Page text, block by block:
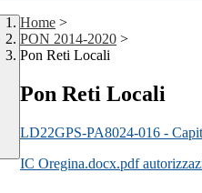
Home >
PON 2014-2020 >
Pon Reti Locali
Pon Reti Locali
LD22GPS-PA8024-016 -
IC Oregina.docx.pdf